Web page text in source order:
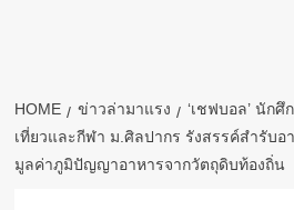
HOME ข่าวล่ามาแรง
‘เชฟบอล’ นัก
เที่ยวและกีฬา ม.ศิลปากร รังสรรค์สำรับอ
มูลค่าภูมิปัญญาอาหารจากวัตถุดิบท้องถิ่น